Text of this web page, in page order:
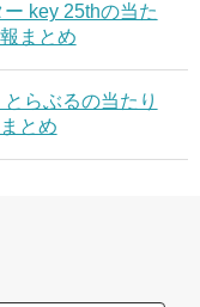
key 25thの当た
まとめ
らぶるの当たり
とめ